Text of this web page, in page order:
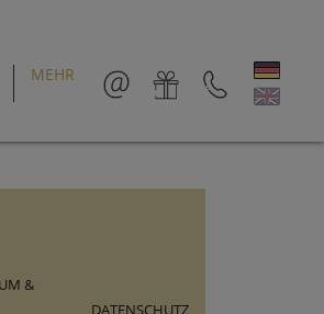
MEHR
&
DATENSCHUTZ